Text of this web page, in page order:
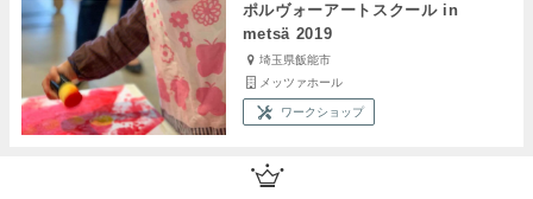
ポルヴォーアートスクール in
metsä 2019
埼玉県飯能市
メッツァホール
ワークショップ